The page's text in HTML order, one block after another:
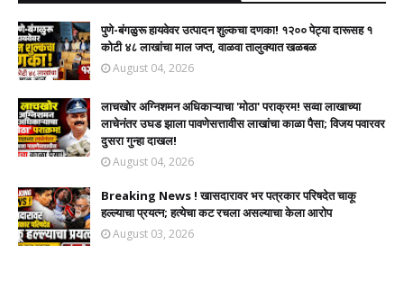
पुणे-बंगळुरू हायवेवर उत्पादन शुल्कचा दणका! १२०० पेट्या दारूसह १
कोटी ४८ लाखांचा माल जप्त, वाळवा तालुक्यात खळबळ
August 04, 2026
लाचखोर अग्निशमन अधिकाऱ्याचा 'मोठा' पराक्रम! सव्वा लाखाच्या
लाचेनंतर उघड झाला पावणेसत्तावीस लाखांचा काळा पैसा; विजय पवारवर
दुसरा गुन्हा दाखल!​
August 04, 2026
Breaking News ! खासदारावर भर पत्रकार परिषदेत चाकू
हल्ल्याचा प्रयत्न; हत्येचा कट रचला असल्याचा केला आरोप
August 03, 2026